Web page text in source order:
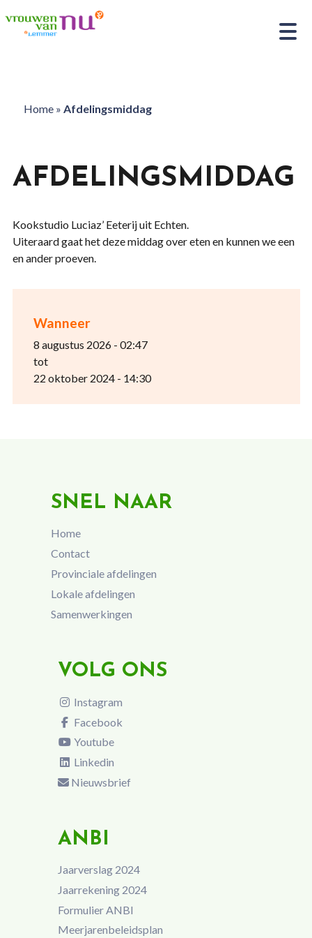
Home» Afdelingsmiddag
Wanneer
8 augustus 2026 - 02:47
tot
22 oktober 2024 - 14:30
AFDELINGSMIDDAG
Kookstudio Luciaz’ Eeterij uit Echten.
Uiteraard gaat het deze middag over eten en kunnen we een
en ander proeven.
SNEL NAAR
Home
Contact
Provinciale afdelingen
Lokale afdelingen
Samenwerkingen
VOLG ONS
Instagram
Facebook
Youtube
Linkedin
Nieuwsbrief
ANBI
Jaarverslag 2024
Jaarrekening 2024
Formulier ANBI
Meerjarenbeleidsplan